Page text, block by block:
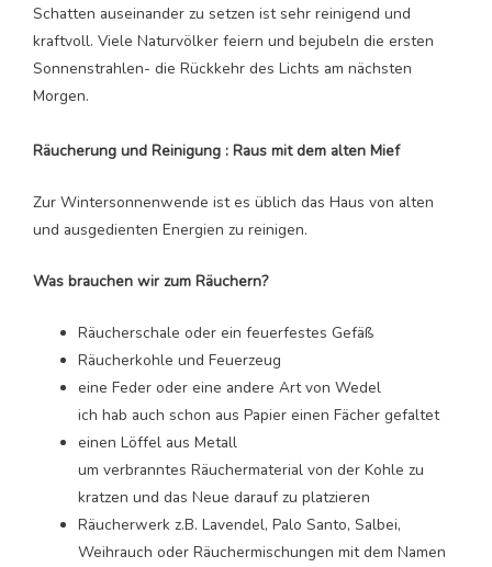
Schatten auseinander zu setzen ist sehr reinigend und
kraftvoll. Viele Naturvölker feiern und bejubeln die ersten
Sonnenstrahlen- die Rückkehr des Lichts am nächsten
Morgen.
Räucherung und Reinigung : Raus mit dem alten Mief
Zur Wintersonnenwende ist es üblich das Haus von alten
und ausgedienten Energien zu reinigen.
Was brauchen wir zum Räuchern?
Räucherschale oder ein feuerfestes Gefäß
Räucherkohle und Feuerzeug
eine Feder oder eine andere Art von Wedel
ich hab auch schon aus Papier einen Fächer gefaltet
einen Löffel aus Metall
um verbranntes Räuchermaterial von der Kohle zu
kratzen und das Neue darauf zu platzieren
Räucherwerk z.B. Lavendel, Palo Santo, Salbei,
Weihrauch oder Räuchermischungen mit dem Namen